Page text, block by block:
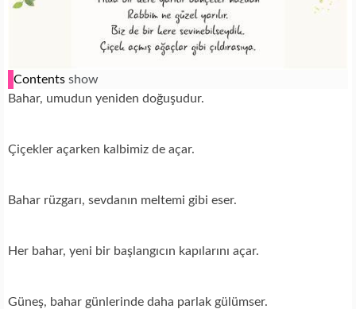
Contents show
Bahar, umudun yeniden doğuşudur.
Çiçekler açarken kalbimiz de açar.
Bahar rüzgarı, sevdanın meltemi gibi eser.
Her bahar, yeni bir başlangıcın kapılarını açar.
Güneş, bahar günlerinde daha parlak gülümser.